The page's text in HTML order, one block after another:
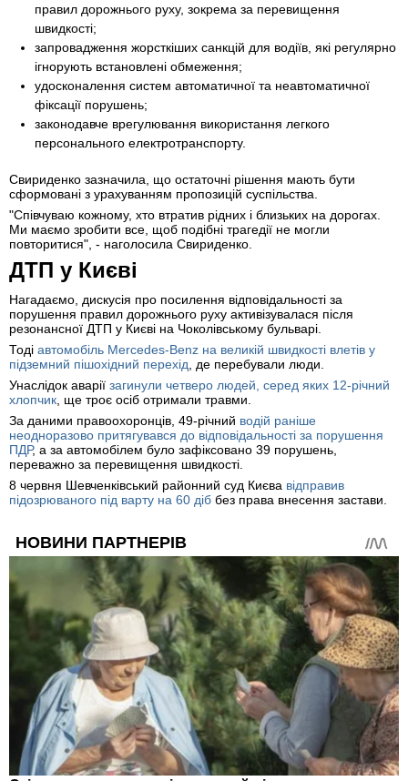
правил дорожнього руху, зокрема за перевищення
швидкості;
запровадження жорсткіших санкцій для водіїв, які регулярно
ігнорують встановлені обмеження;
удосконалення систем автоматичної та неавтоматичної
фіксації порушень;
законодавче врегулювання використання легкого
персонального електротранспорту.
Свириденко зазначила, що остаточні рішення мають бути
сформовані з урахуванням пропозицій суспільства.
"Співчуваю кожному, хто втратив рідних і близьких на дорогах.
Ми маємо зробити все, щоб подібні трагедії не могли
повторитися", - наголосила Свириденко.
ДТП у Києві
Нагадаємо, дискусія про посилення відповідальності за
порушення правил дорожнього руху активізувалася після
резонансної ДТП у Києві на Чоколівському бульварі.
Тоді автомобіль Mercedes-Benz на великій швидкості влетів у
підземний пішохідний перехід , де перебували люди.
Унаслідок аварії загинули четверо людей, серед яких 12-річний
хлопчик , ще троє осіб отримали травми.
За даними правоохоронців, 49-річний водій раніше
неодноразово притягувався до відповідальності за порушення
ПДР, а за автомобілем було зафіксовано 39 порушень,
переважно за перевищення швидкості.
8 червня Шевченківський районний суд Києва відправив
підозрюваного під варту на 60 діб без права внесення застави.